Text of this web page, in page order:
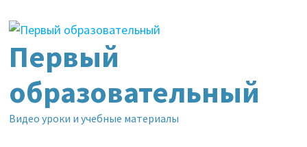
содержимому
Первый
образовательный
Видео уроки и учебные материалы